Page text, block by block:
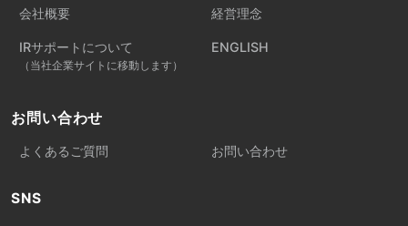
会社概要 経営理念
IRサポートについて
（当社企業サイトに移動します）
ENGLISH
お問い合わせ
よくあるご質問 お問い合わせ
SNS